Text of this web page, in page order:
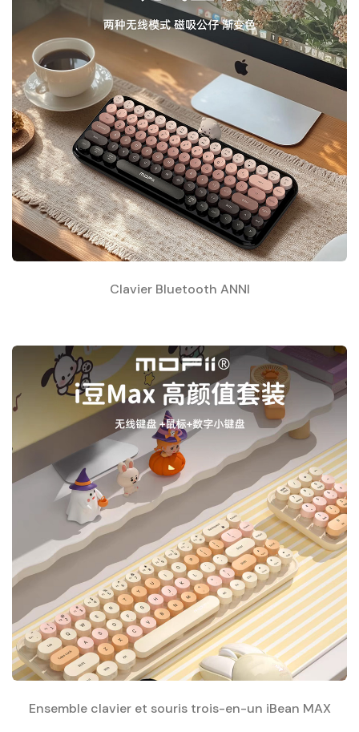
Clavier Bluetooth ANNI
Ensemble clavier et souris trois-en-un iBean MAX